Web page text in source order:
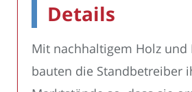
Details
Mit nachhaltigem Holz und
bauten die Standbetreiber